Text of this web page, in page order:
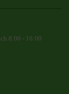
8:00 - 16:00